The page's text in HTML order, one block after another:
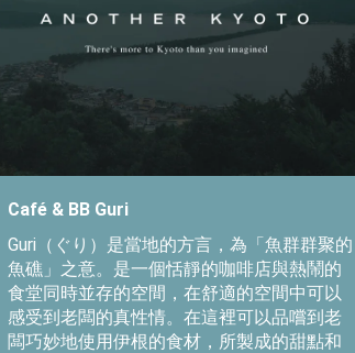
Café & BB Guri
Guri（ぐり）是當地的方言，為「魚群群聚的
魚礁」之意。是一個恬靜的咖啡店與熱鬧的
食堂同時並存的空間，在舒適的空間中可以
感受到老闆的真性情。在這裡可以品嚐到老
闆巧妙地使用伊根的食材，所製成的甜點和